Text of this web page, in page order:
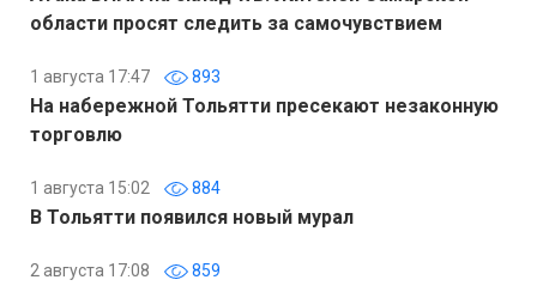
области просят следить за самочувствием
1 августа 17:47 893
На набережной Тольятти пресекают незаконную
торговлю
1 августа 15:02 884
В Тольятти появился новый мурал
2 августа 17:08 859